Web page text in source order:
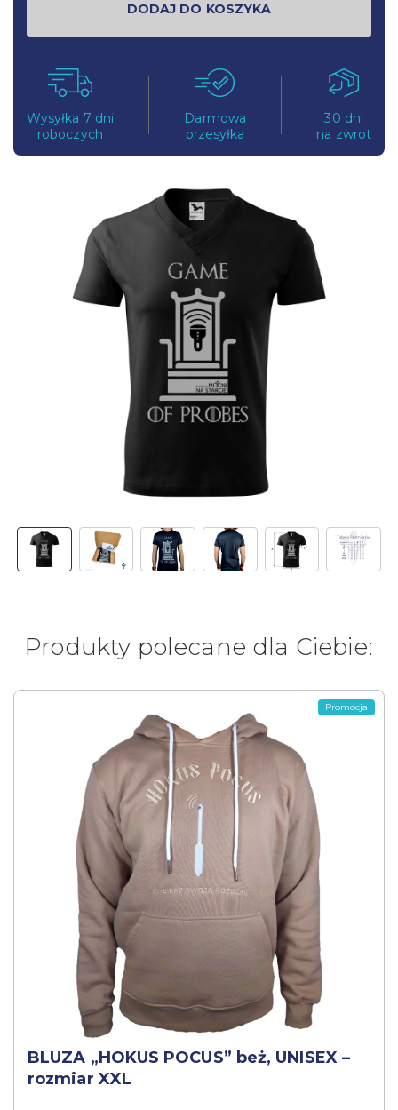
DODAJ DO KOSZYKA
Wysyłka 7 dni
roboczych
Darmowa
przesyłka
30 dni
na zwrot
Produkty polecane dla Ciebie:
BLUZA „HOKUS POCUS” beż, UNISEX –
rozmiar XXL
Promocja